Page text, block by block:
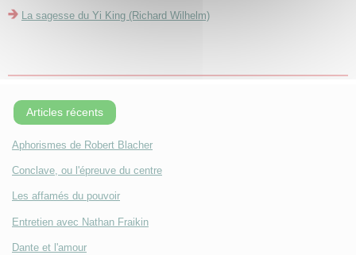
La sagesse du Yi King (Richard Wilhelm)
Articles récents
Aphorismes de Robert Blacher
Conclave, ou l'épreuve du centre
Les affamés du pouvoir
Entretien avec Nathan Fraikin
Dante et l'amour